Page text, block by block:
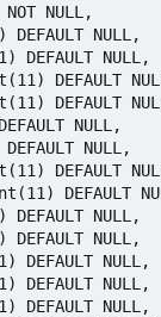
NULL,
NULL,
DEFAULT NULL,
DEFAULT
DEFAULT
NULL,
NULL,
DEFAULT
DEFAULT
NULL,
NULL,
NULL,
NULL,
NULL,